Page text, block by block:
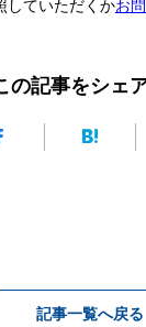
していただくかお
の記事をシェ
記事一覧へ戻る